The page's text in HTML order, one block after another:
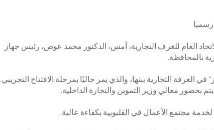
رسميا
العام للغرف التجارية، أمس، الدكتور محمد عوض، رئيس جهاز
بالمحافظة.
التجارية ببنها، والذي يمر حاليًا بمرحلة الافتتاح التجريبي.
بحضور معالي وزير التموين والتجارة الداخلية.
مجتمع الأعمال في القليوبية بكفاءة عالية.